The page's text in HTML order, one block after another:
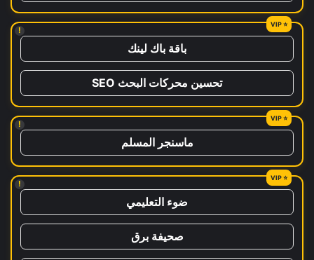
!
باقة باك لينك
تحسين محركات البحث SEO
!
ماسنجر المسلم
!
ضوء التعليمي
صحيفة برق